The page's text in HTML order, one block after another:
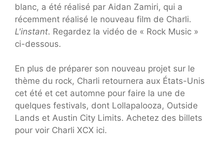
blanc, a été réalisé par Aidan Zamiri, qui a
récemment réalisé le nouveau film de Charli.
L'instant. Regardez la vidéo de « Rock Music »
ci-dessous.
En plus de préparer son nouveau projet sur le
thème du rock, Charli retournera aux États-Unis
cet été et cet automne pour faire la une de
quelques festivals, dont Lollapalooza, Outside
Lands et Austin City Limits. Achetez des billets
pour voir Charli XCX ici.